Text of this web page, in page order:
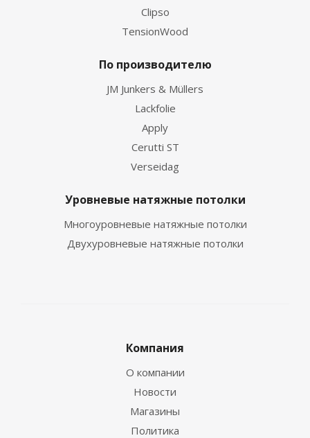
Clipso
TensionWood
По производителю
JM Junkers & Müllers
Lackfolie
Apply
Cerutti ST
Verseidag
Уровневые натяжные потолки
Многоуровневые натяжные потолки
Двухуровневые натяжные потолки
Компания
О компании
Новости
Магазины
Политика